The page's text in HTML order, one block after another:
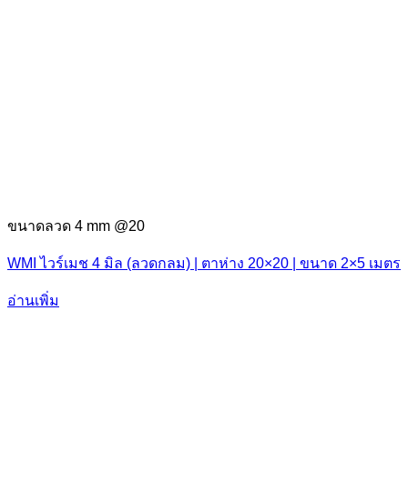
ขนาดลวด 4 mm @20
WMI ไวร์เมช 4 มิล (ลวดกลม) | ตาห่าง 20×20 | ขนาด 2×5 เมตร
อ่านเพิ่ม